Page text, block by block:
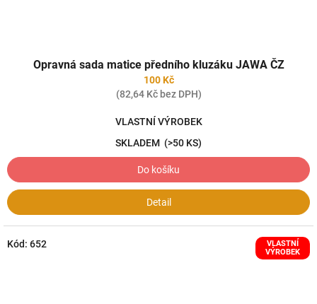
Opravná sada matice předního kluzáku JAWA ČZ
100 Kč
(82,64 Kč bez DPH)
VLASTNÍ VÝROBEK
SKLADEM (>50 KS)
Do košíku
Detail
VLASTNÍ
VÝROBEK
Kód: 652